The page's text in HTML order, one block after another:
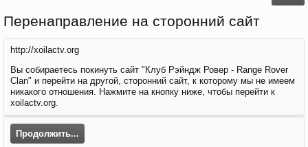
Перенаправление на сторонний сайт
http://xoilactv.org
Вы собираетесь покинуть сайт "Клуб Рэйндж Ровер - Range Rover
Clan" и перейти на другой, сторонний сайт, к которому мы не имеем
никакого отношения. Нажмите на кнопку ниже, чтобы перейти к
xoilactv.org.
Продолжить...